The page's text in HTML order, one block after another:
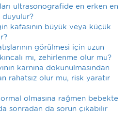
ultrasonografide en erken en
duyulur?
kafasının büyük veya küçük
görülmesi için uzun
mı, zehirlenme olur mu?
karnına dokunulmasından
rahatsız olur mu, risk yaratır
olmasına rağmen bebekte
sonradan da sorun çıkabilir